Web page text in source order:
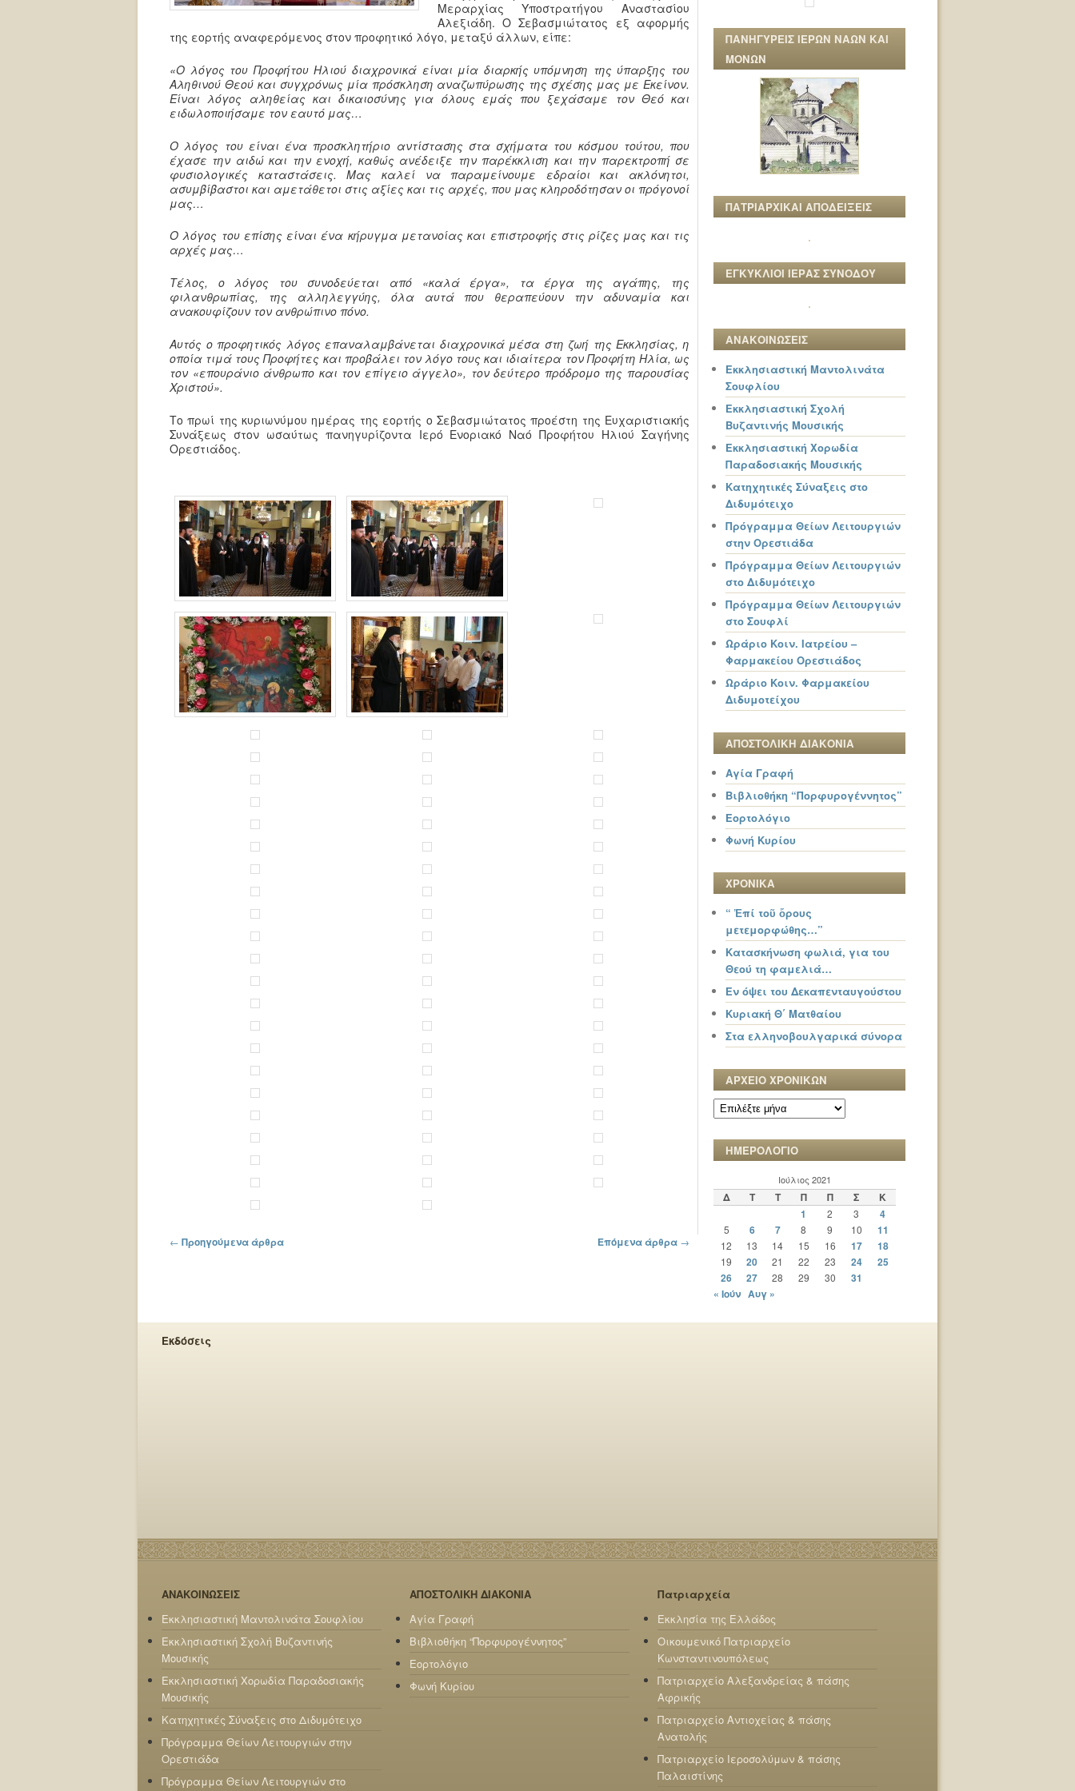
Μεραρχίας Υποστρατήγου Αναστασίου
Αλεξιάδη. Ο Σεβασμιώτατος εξ αφορμής
της εορτής αναφερόμενος στον προφητικό λόγο, μεταξύ άλλων, είπε:
«Ο λόγος του Προφήτου Ηλιού διαχρονικά είναι μία διαρκής υπόμνηση της ύπαρξης του
Αληθινού Θεού και συγχρόνως μία πρόσκληση αναζωπύρωσης της σχέσης μας με Εκείνον.
Είναι λόγος αληθείας και δικαιοσύνης για όλους εμάς που ξεχάσαμε τον Θεό και
ειδωλοποιήσαμε τον εαυτό μας…
Ο λόγος του είναι ένα προσκλητήριο αντίστασης στα σχήματα του κόσμου τούτου, που
έχασε την αιδώ και την ενοχή, καθώς ανέδειξε την παρέκκλιση και την παρεκτροπή σε
φυσιολογικές καταστάσεις. Μας καλεί να παραμείνουμε εδραίοι και ακλόνητοι,
ασυμβίβαστοι και αμετάθετοι στις αξίες και τις αρχές, που μας κληροδότησαν οι πρόγονοί
μας…
Ο λόγος του επίσης είναι ένα κήρυγμα μετανοίας και επιστροφής στις ρίζες μας και τις
αρχές μας…
Τέλος, ο λόγος του συνοδεύεται από «καλά έργα», τα έργα της αγάπης, της
φιλανθρωπίας, της αλληλεγγύης, όλα αυτά που θεραπεύουν την αδυναμία και
ανακουφίζουν τον ανθρώπινο πόνο.
Αυτός ο προφητικός λόγος επαναλαμβάνεται διαχρονικά μέσα στη ζωή της Εκκλησίας, η
οποία τιμά τους Προφήτες και προβάλει τον λόγο τους και ιδιαίτερα τον Προφήτη Ηλία, ως
τον «επουράνιο άνθρωπο και τον επίγειο άγγελο», τον δεύτερο πρόδρομο της παρουσίας
Χριστού».
Το πρωί της κυριωνύμου ημέρας της εορτής ο Σεβασμιώτατος προέστη της Ευχαριστιακής
Συνάξεως στον ωσαύτως πανηγυρίζοντα Ιερό Ενοριακό Ναό Προφήτου Ηλιού Σαγήνης
Ορεστιάδος.
Πλοήγηση στα άρθρα
← Προηγούμενα άρθρα Επόμενα άρθρα →
ΠΑΝΗΓΥΡΕΙΣ ΙΕΡΩΝ ΝΑΩΝ ΚΑΙ
ΜΟΝΩΝ
ΠΑΤΡΙΑΡΧΙΚΑΙ ΑΠΟΔΕΙΞΕΙΣ
ΕΓΚΥΚΛΙΟΙ ΙΕΡΑΣ ΣΥΝΟΔΟΥ
ΑΝΑΚΟΙΝΩΣΕΙΣ
Εκκλησιαστική Μαντολινάτα
Σουφλίου
Εκκλησιαστική Σχολή
Βυζαντινής Μουσικής
Εκκλησιαστική Χορωδία
Παραδοσιακής Μουσικής
Κατηχητικές Σύναξεις στο
Διδυμότειχο
Πρόγραμμα Θείων Λειτουργιών
στην Ορεστιάδα
Πρόγραμμα Θείων Λειτουργιών
στο Διδυμότειχο
Πρόγραμμα Θείων Λειτουργιών
στο Σουφλί
Ωράριο Κοιν. Ιατρείου –
Φαρμακείου Ορεστιάδος
Ωράριο Κοιν. Φαρμακείου
Διδυμοτείχου
ΑΠΟΣΤΟΛΙΚΗ ΔΙΑΚΟΝΙΑ
Αγία Γραφή
Βιβλιοθήκη “Πορφυρογέννητος”
Εορτολόγιο
Φωνή Κυρίου
ΧΡΟΝΙΚΑ
“ Ἐπί τοῦ ὄρους
μετεμορφώθης…”
Κατασκήνωση φωλιά, για του
Θεού τη φαμελιά…
Εν όψει του Δεκαπενταυγούστου
Κυριακή Θ΄ Ματθαίου
Στα ελληνοβουλγαρικά σύνορα
ΑΡΧΕΙΟ ΧΡΟΝΙΚΩΝ
ΑΡΧΕΙΟ
ΧΡΟΝΙΚΩΝ
ΗΜΕΡΟΛΟΓΙΟ
Ιούλιος 2021
Δ Τ Τ Π Π Σ
Κ
1
2 3 4
5 6 7 8 9 10 11
12 13 14 15 16 17 18
19 20 21 22 23 24
25
26
27 28 29 30
31
« Ιούν Αυγ »
Εκδόσεις
ΑΝΑΚΟΙΝΩΣΕΙΣ
Εκκλησιαστική Μαντολινάτα Σουφλίου
Εκκλησιαστική Σχολή Βυζαντινής
Μουσικής
Εκκλησιαστική Χορωδία Παραδοσιακής
Μουσικής
Κατηχητικές Σύναξεις στο Διδυμότειχο
Πρόγραμμα Θείων Λειτουργιών στην
Ορεστιάδα
Πρόγραμμα Θείων Λειτουργιών στο
ΑΠΟΣΤΟΛΙΚΗ ΔΙΑΚΟΝΙΑ
Αγία Γραφή
Βιβλιοθήκη “Πορφυρογέννητος”
Εορτολόγιο
Φωνή Κυρίου
Πατριαρχεία
Εκκλησία της Ελλάδος
Οικουμενικό Πατριαρχείο
Κωνσταντινουπόλεως
Πατριαρχείο Αλεξανδρείας & πάσης
Αφρικής
Πατριαρχείο Αντιοχείας & πάσης
Ανατολής
Πατριαρχείο Ιεροσολύμων & πάσης
Παλαιστίνης